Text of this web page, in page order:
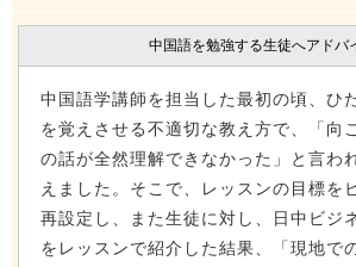
中国語を勉強する生徒へアドバ
中国語学講師を担当した最初の頃、ひ
を覚えさせる不適切な教え方で、「向
の話が全然理解できなかった」と言わ
えました。そこで、レッスンの目標を
再設定し、また生徒に対し、日中ビジ
をレッスンで紹介した結果、「現地で